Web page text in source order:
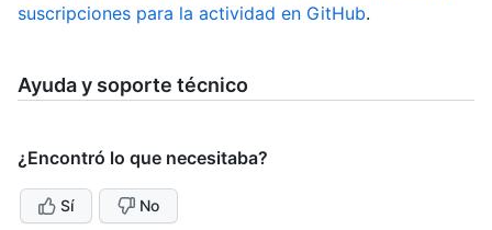
suscripciones para la actividad en GitHub.
Ayuda y soporte técnico
¿Encontró lo que necesitaba?
Sí No